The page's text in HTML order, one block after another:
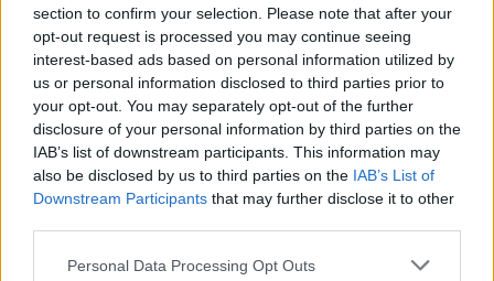
section to confirm your selection. Please note that after your
opt-out request is processed you may continue seeing
interest-based ads based on personal information utilized by
us or personal information disclosed to third parties prior to
your opt-out. You may separately opt-out of the further
disclosure of your personal information by third parties on the
IAB’s list of downstream participants. This information may
also be disclosed by us to third parties on the IAB’s List of
Downstream Participants that may further disclose it to other
Personal Data Processing Opt Outs
T. szereti a fiatal lányokat 13. rész
Minka 10. rész
Minka 9. rész